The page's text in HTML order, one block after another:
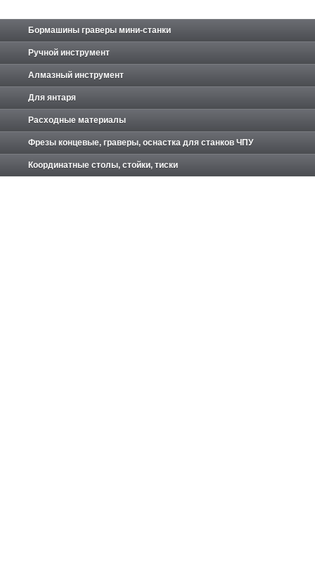
Бормашины граверы мини-станки
Ручной инструмент
Алмазный инструмент
Для янтаря
Расходные материалы
Фрезы концевые, граверы, оснастка для станков ЧПУ
Координатные столы, стойки, тиски